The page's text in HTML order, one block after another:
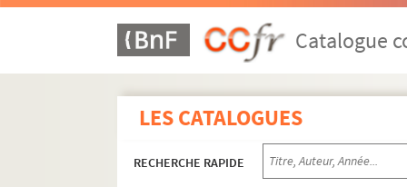
Catalogue
LES CATALOGUES
RECHERCHE RAPIDE